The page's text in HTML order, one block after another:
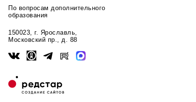
По вопросам дополнительного
образования
150023, г. Ярославль,
Московский пр., д. 88